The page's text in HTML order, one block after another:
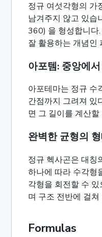
정규 여섯각형의 가
남겨주지 않고 있습
360) 을 형성합니다
잘 활용하는 개념인
아포템: 중앙에
아포테마는 정규 수
간점까지 그려져 있
면 그 길이를 계산
완벽한 균형의
정규 헥사곤은 대칭
하나에 따라 수각형
각형을 회전할 수
며 구조 전반에 걸
Formulas